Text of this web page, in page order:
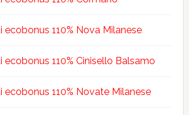
ecobonus 110% Nova Milanese
ecobonus 110% Cinisello Balsamo
ecobonus 110% Novate Milanese